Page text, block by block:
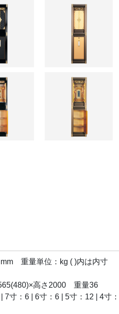
高さ2000 重量37
7寸：6｜6寸：9｜5寸：18｜4
高さ2000 重量35
7寸：3｜6寸：6｜5寸：12｜4
重量単位：kg ( )内は内寸
高さ2000 重量36
7寸：6 | 6寸：6 | 5寸：12 | 4寸